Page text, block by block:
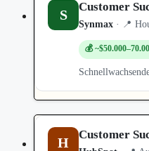
S Customer
Synmax · 📍
💰
H Customer